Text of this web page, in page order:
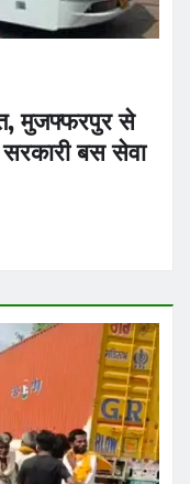
मुजफ्फरपुर से
बस सेवा